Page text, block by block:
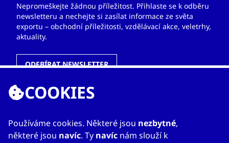
Nepromeškejte žádnou příležitost. Přihlaste se k odběru
newsletteru a nechejte si zasílat informace ze světa
exportu – obchodní příležitosti, vzdělávací akce, veletrhy,
aktuality.
ODEBÍRAT NEWSLETTER
ODKAZY
COOKIES
Používáme cookies. Některé jsou nezbytné,
některé jsou navíc. Ty navíc nám slouží k